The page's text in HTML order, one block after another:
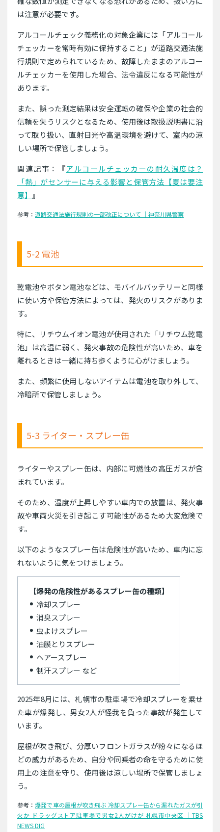
は注意が必要です。
アルコールチェック義務化の対象企業には「アルコール
チェッカーを常時有効に保持すること」が道路交通法施
行規則で定められているため、故障したままのアルコー
ルチェッカーを使用した場合、法令違反になる可能性が
あります。
また、誤った測定結果は安全運転の確保や企業の社会的
信頼を失うリスクとなるため、使用後は取扱説明書に沿
って取り扱い、直射日光や高温環境を避けて、室内の涼
しい場所で保管しましょう。
関連記事：『アルコールチェッカーの耐久温度は？
「熱」がセンサーに与える影響と保管方法【夏は要注
意】 』
参考： 道路交通法施行規則の一部改正について ｜神奈川県警察
5-2 電池
乾電池やボタン電池などは、モバイルバッテリーと同様
に使い方や保管方法によっては、発火のリスクがありま
す。
特に、リチウムイオン電池が使用された「リチウム乾電
池」は高温に弱く、発火事故の危険性が高いため、車を
離れるときは一緒に持ち歩くように心がけましょう。
また、頻繁に使用しないアイテムは電池を取り外して、
冷暗所で保管しましょう。
5-3 ライター・スプレー缶
ライターやスプレー缶は、内部に可燃性の高圧ガスが含
まれています。
そのため、温度が上昇しやすい車内での放置は、発火事
故や車両火災を引き起こす可能性があるため大変危険で
す。
以下のようなスプレー缶は危険性が高いため、車内に忘
れないように気をつけましょう。
【爆発の危険性があるスプレー缶の種類】
冷却スプレー
消臭スプレー
虫よけスプレー
油膜とりスプレー
ヘアースプレー
制汗スプレー など
2025年8月には、札幌市の駐車場で冷却スプレーを乗せ
た車が爆発し、男女2人が怪我を負った事故が発生して
います。
屋根が吹き飛び、分厚いフロントガラスが粉々になるほ
どの威力があるため、自分や同乗者の命を守るために使
用上の注意を守り、使用後は涼しい場所で保管しましょ
う。
参考：爆発で車の屋根が吹き飛ぶ 冷却スプレー缶から漏れたガスが引
火か ドラッグストア駐車場で男女2人がけが 札幌市中央区 ｜TBS
NEWS DIG